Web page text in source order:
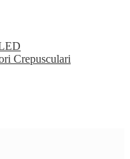
Crepusculari